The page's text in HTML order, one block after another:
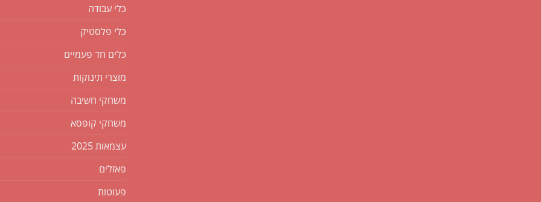
כלי עבודה
כלי פלסטיק
כלים חד פעמיים
מוצרי תינוקות
משחקי חשיבה
משחקי קופסא
עצמאות 2025
פאזלים
פעוטות